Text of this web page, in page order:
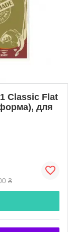
Classic Flat
для
₴